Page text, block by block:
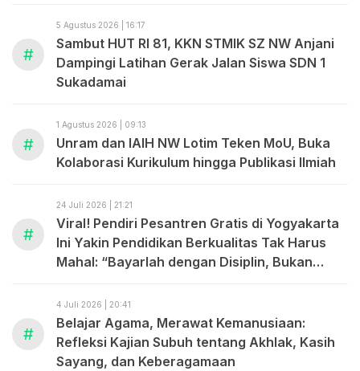
#
5 Agustus 2026 | 16:17
Sambut HUT RI 81, KKN STMIK SZ NW Anjani
Dampingi Latihan Gerak Jalan Siswa SDN 1
Sukadamai
#
1 Agustus 2026 | 09:13
Unram dan IAIH NW Lotim Teken MoU, Buka
Kolaborasi Kurikulum hingga Publikasi Ilmiah
#
24 Juli 2026 | 21:21
Viral! Pendiri Pesantren Gratis di Yogyakarta
Ini Yakin Pendidikan Berkualitas Tak Harus
Mahal: “Bayarlah dengan Disiplin, Bukan
#
4 Juli 2026 | 20:41
Belajar Agama, Merawat Kemanusiaan:
Refleksi Kajian Subuh tentang Akhlak, Kasih
Sayang, dan Keberagamaan